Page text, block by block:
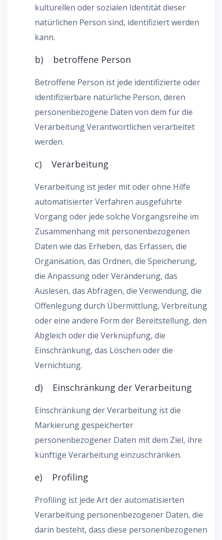
kulturellen oder sozialen Identität dieser
natürlichen Person sind, identifiziert werden
kann.
b) betroffene Person
Betroffene Person ist jede identifizierte oder
identifizierbare natürliche Person, deren
personenbezogene Daten von dem für die
Verarbeitung Verantwortlichen verarbeitet
werden.
c) Verarbeitung
Verarbeitung ist jeder mit oder ohne Hilfe
automatisierter Verfahren ausgeführte
Vorgang oder jede solche Vorgangsreihe im
Zusammenhang mit personenbezogenen
Daten wie das Erheben, das Erfassen, die
Organisation, das Ordnen, die Speicherung,
die Anpassung oder Veränderung, das
Auslesen, das Abfragen, die Verwendung, die
Offenlegung durch Übermittlung, Verbreitung
oder eine andere Form der Bereitstellung, den
Abgleich oder die Verknüpfung, die
Einschränkung, das Löschen oder die
Vernichtung.
d) Einschränkung der Verarbeitung
Einschränkung der Verarbeitung ist die
Markierung gespeicherter
personenbezogener Daten mit dem Ziel, ihre
künftige Verarbeitung einzuschränken.
e) Profiling
Profiling ist jede Art der automatisierten
Verarbeitung personenbezogener Daten, die
darin besteht, dass diese personenbezogenen